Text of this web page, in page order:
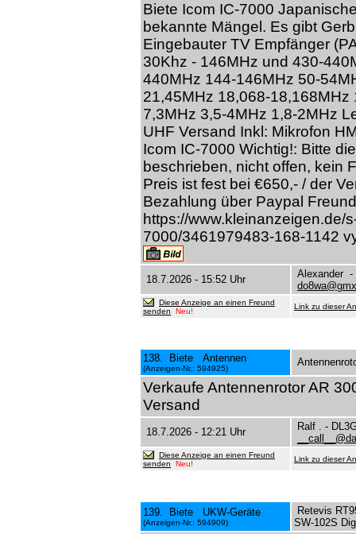
Biete Icom IC-7000
bekannte Mängel. Es gibt
Eingebauter TV Empfänger
30Khz - 146MHz und 430-
440MHz 144-146MHz 50-
21,45MHz 18,068-
7,3MHz 3,5-4MHz 1,8-2MHz
UHF Versand Inkl: Mikrofon
Icom IC-7000 Wichtig!: Bitte
beschrieben, nicht offen, kein
Preis ist fest bei €650,- / der
Bezahlung über Paypal
https://www.kleinanzeigen.de/
7000/3461979483-168-1142
18.7.2026 - 15:52 Uhr
Alexander -
Diese Anzeige an einen Freund
senden
Neu!
Link zu dieser
138. Biete Antennen
(Anzeigen-Nr.: 594925)
Verkaufe Antennenrotor AR
Versand
18.7.2026 - 12:21 Uhr
Ralf . -
Diese Anzeige an einen Freund
senden
Neu!
Link zu dieser
139. Biete UKW-Geräte
(Anzeigen-Nr.: 594909)
Retevis
SW-102S